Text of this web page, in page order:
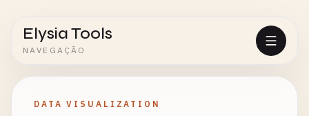
Elysia Tools
NAVEGAÇÃO
DATA VISUALIZATION